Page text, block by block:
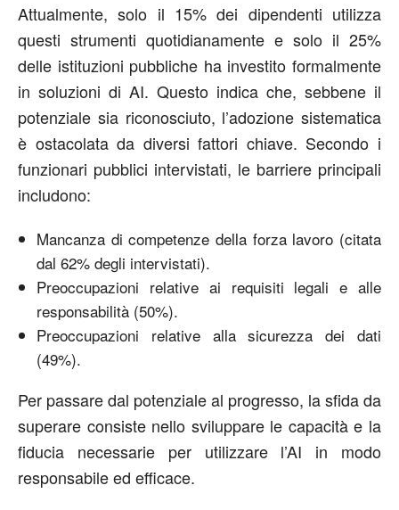
Attualmente, solo il 15% dei dipendenti utilizza
questi strumenti quotidianamente e solo il 25%
delle istituzioni pubbliche ha investito formalmente
in soluzioni di AI. Questo indica che, sebbene il
potenziale sia riconosciuto, l’adozione sistematica
è ostacolata da diversi fattori chiave. Secondo i
funzionari pubblici intervistati, le barriere principali
includono:
Mancanza di competenze della forza lavoro (citata
dal 62% degli intervistati).
Preoccupazioni relative ai requisiti legali e alle
responsabilità (50%).
Preoccupazioni relative alla sicurezza dei dati
(49%).
Per passare dal potenziale al progresso, la sfida da
superare consiste nello sviluppare le capacità e la
fiducia necessarie per utilizzare l’AI in modo
responsabile ed efficace.